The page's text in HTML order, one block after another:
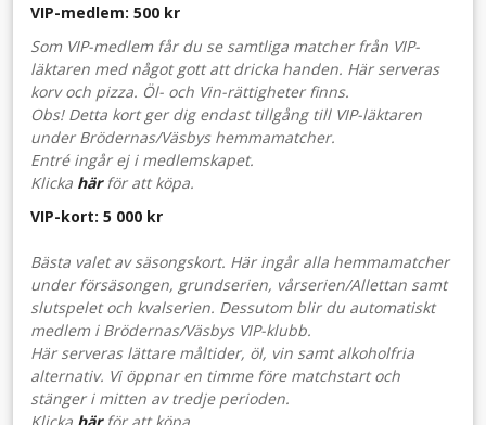
VIP-medlem: 500 kr
Som VIP-medlem får du se samtliga matcher från VIP-
läktaren med något gott att dricka handen. Här serveras
korv och pizza. Öl- och Vin-rättigheter finns.
Obs! Detta kort ger dig endast tillgång till VIP-läktaren
under Brödernas/Väsbys hemmamatcher.
Entré ingår ej i medlemskapet.
Klicka här för att köpa.
VIP-kort: 5 000 kr
Bästa valet av säsongskort. Här ingår alla hemmamatcher
under försäsongen, grundserien, vårserien/Allettan samt
slutspelet och kvalserien. Dessutom blir du automatiskt
medlem i Brödernas/Väsbys VIP-klubb.
Här serveras lättare måltider, öl, vin samt alkoholfria
alternativ. Vi öppnar en timme före matchstart och
stänger i mitten av tredje perioden.